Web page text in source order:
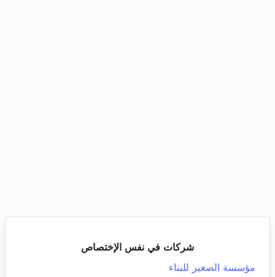
شركات في نفس الإختصاص
مؤسسة الصغير للبناء